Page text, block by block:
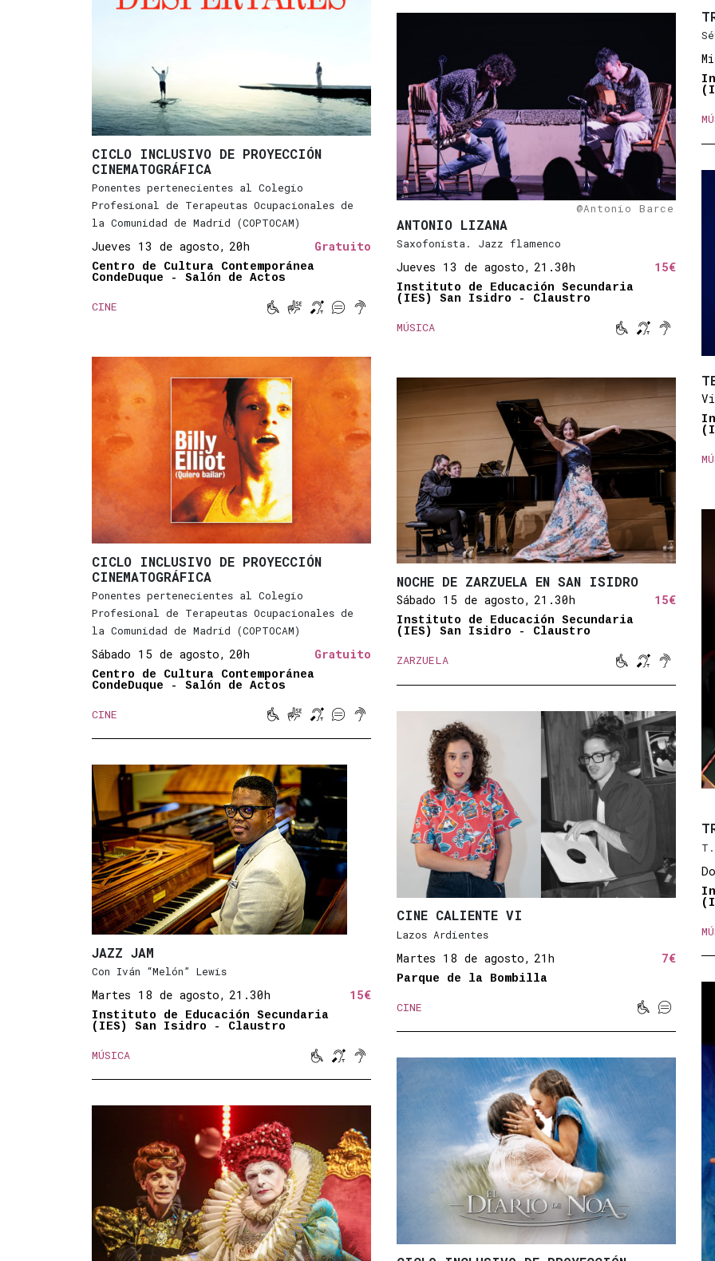
CICLO INCLUSIVO DE PROYECCIÓN
CINEMATOGRÁFICA
Ponentes pertenecientes al Colegio
Profesional de Terapeutas Ocupacionales de
la Comunidad de Madrid (COPTOCAM)
Jueves 13 de agosto, 20h Gratuito
Centro de Cultura Contemporánea
CondeDuque - Salón de Actos
CINE Movilidad reducida
Lengua de signos

Bucle magnético
Subtitulado
Sonido amplificado
@Antonio Barce
ANTONIO LIZANA
Saxofonista. Jazz flamenco
Jueves 13 de agosto, 21.30h 15€
Instituto de Educación Secundaria
(IES) San Isidro - Claustro
MÚSICA Movilidad

Bucle
Sonido
CICLO INCLUSIVO DE PROYECCIÓN
CINEMATOGRÁFICA
Ponentes pertenecientes al Colegio
Profesional de Terapeutas Ocupacionales de
la Comunidad de Madrid (COPTOCAM)
Sábado 15 de agosto, 20h Gratuito
Centro de Cultura Contemporánea
CondeDuque - Salón de Actos
CINE Movilidad reducida
Lengua de signos
Bucle magnético
Subtitulado
Sonido amplificado
NOCHE DE ZARZUELA EN SAN ISIDRO
Sábado 15 de agosto, 21.30h 15€
Instituto de Educación Secundaria
(IES) San Isidro - Claustro
ZARZUELA Movilidad

Bucle
Sonido
CINE CALIENTE VI
Lazos Ardientes
Martes 18 de agosto, 21h 7€
Parque de la Bombilla
CINE Movilidad

JAZZ JAM
Con Iván “Melón” Lewis
Martes 18 de agosto, 21.30h 15€
Instituto de Educación Secundaria
(IES) San Isidro - Claustro
MÚSICA Movilidad reducida

Bucle magnético
Sonido amplificado